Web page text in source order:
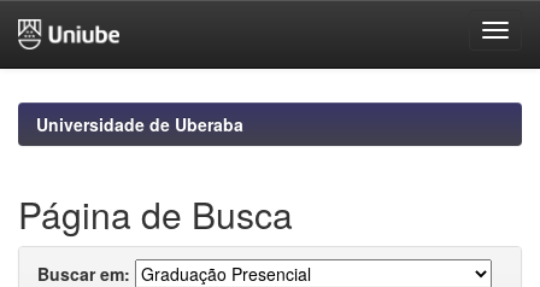
navigationUniversidade de Uberaba
Página de Busca
Buscar em: